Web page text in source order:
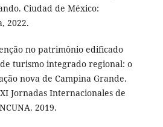
Ciudad de México:
2022.
no patrimônio edificado
turismo integrado regional: o
nova de Campina Grande.
Jornadas Internacionales de
2019.